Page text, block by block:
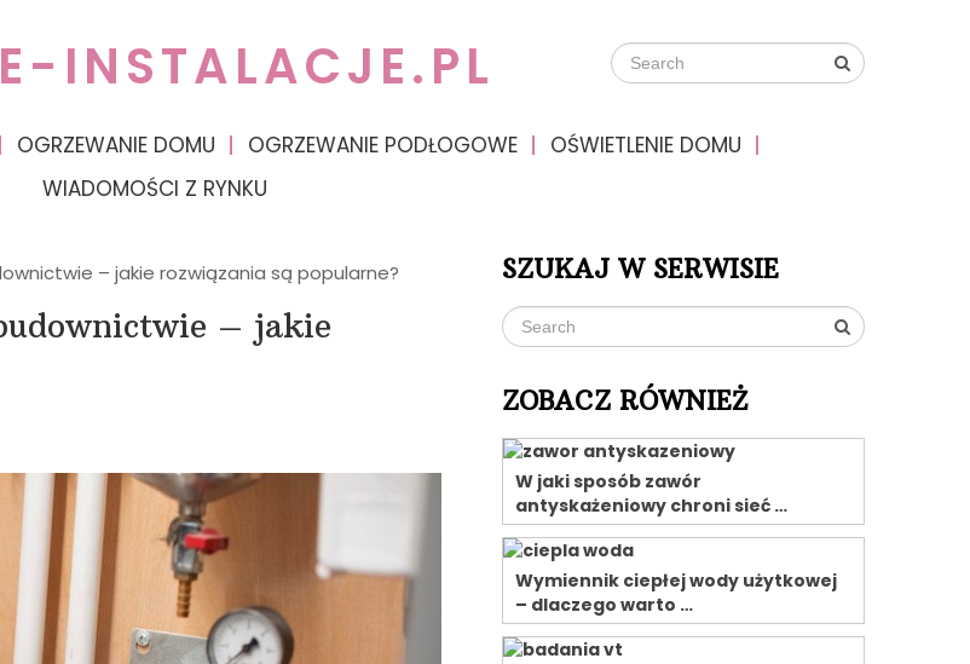
INSTALACJE.PL
OGRZEWANIE DOMU OGRZEWANIE PODŁOGOWE
OŚWIETLENIE DOMU
WIADOMOŚCI Z RYNKU
– jakie rozwiązania są popularne?
– jakie
SZUKAJ W SERWISIE
ZOBACZ RÓWNIEŻ
W jaki sposób zawór
antyskażeniowy chroni sieć …
Wymiennik ciepłej wody użytkowej
– dlaczego warto …